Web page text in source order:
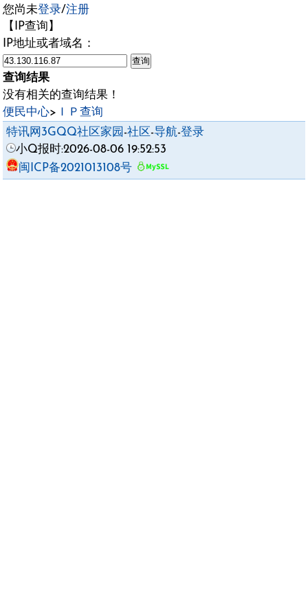
您尚未登录/注册
【IP查询】
IP地址或者域名：
查询结果
没有相关的查询结果！
便民中心> ＩＰ查询
特讯网3GQQ社区家园 -社区 -导航-登录
小Q报时:2026-08-06 19:52:53
闽ICP备2021013108号